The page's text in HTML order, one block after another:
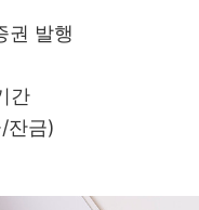
권 발행
간
잔금)